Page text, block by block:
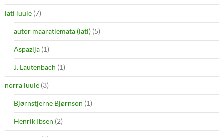
läti luule (7)
autor määratlemata (läti) (5)
Aspazija (1)
J. Lautenbach (1)
norra luule (3)
Bjørnstjerne Bjørnson (1)
Henrik Ibsen (2)